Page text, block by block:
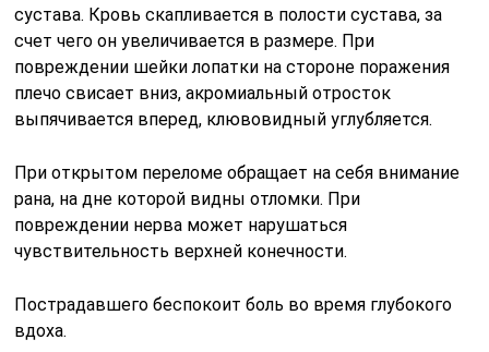
сустава. Кровь скапливается в полости сустава, за
счет чего он увеличивается в размере. При
повреждении шейки лопатки на стороне поражения
плечо свисает вниз, акромиальный отросток
выпячивается вперед, клювовидный углубляется.
При открытом переломе обращает на себя внимание
рана, на дне которой видны отломки. При
повреждении нерва может нарушаться
чувствительность верхней конечности.
Пострадавшего беспокоит боль во время глубокого
вдоха.